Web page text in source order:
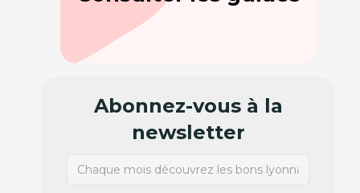
Abonnez-vous à la
newsletter